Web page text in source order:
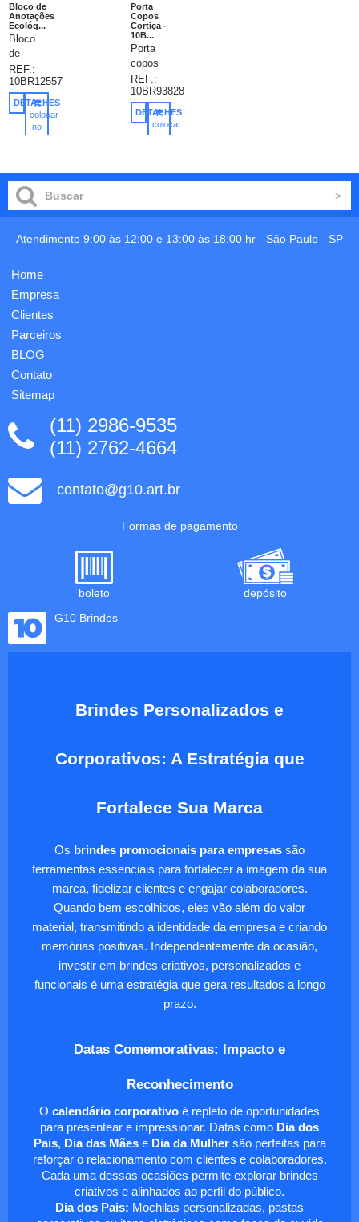
Bloco de
Anotações
Ecológ...
Bloco
de
anotações
ecológico
com
post-its
Bloco
com 70
folhas;
amarelo
folhas;
de
página
folhas.
Uma ...
REF.:
10BR12557
DETALHES
colocar
no
Porta
Copos
Cortiça -
10B...
Porta
copos
promocional,
redondo
em
cortiça.
ø100 x
REF.:
10BR93828
DETALHES
colocar
Atendimento 9:00 às 12:00 e 13:00 às 18:00 hr - São Paulo - SP
Home
Empresa
Clientes
Parceiros
BLOG
Contato
Sitemap
(11) 2986-9535
(11) 2762-4664
contato@g10.art.br
Formas de pagamento
boleto
depósito
G10 Brindes
Brindes Personalizados e
Corporativos: A Estratégia que
Fortalece Sua Marca
Os brindes promocionais para empresas são
ferramentas essenciais para fortalecer a imagem da sua
marca, fidelizar clientes e engajar colaboradores.
Quando bem escolhidos, eles vão além do valor
material, transmitindo a identidade da empresa e criando
memórias positivas. Independentemente da ocasião,
investir em brindes criativos, personalizados e
funcionais é uma estratégia que gera resultados a longo
prazo.
Datas Comemorativas: Impacto e
Reconhecimento
O calendário corporativo é repleto de oportunidades
para presentear e impressionar. Datas como Dia dos
Pais, Dia das Mãese Dia da Mulhersão perfeitas para
reforçar o relacionamento com clientes e colaboradores.
Cada uma dessas ocasiões permite explorar brindes
criativos e alinhados ao perfil do público.
Dia dos Pais: Mochilas personalizadas, pastas